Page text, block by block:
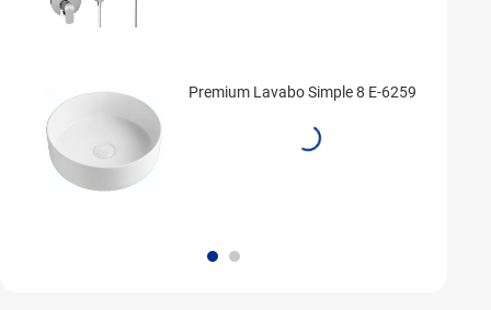
Premium Lavabo Simple 8 E-6259